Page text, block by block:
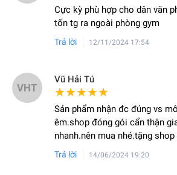
Cực kỳ phù hợp cho dân văn
tốn tg ra ngoài phòng gym
Trả lời 12/11/2024 17:54
VHT
Vũ Hải Tú
★★★★★
★★★★★
Sản phẩm nhận đc đúng vs
êm.shop đóng gói cẩn thận
nhanh.nên mua nhé.tặng shop
Trả lời 14/06/2024 19:20